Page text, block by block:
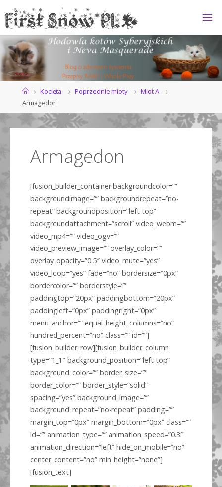
Przejdź
do
treści
IR
ST
N
O
P
Strona
główna
Kocięta Poprzednie mioty
Miot A
Armagedon
Armagedon
[fusion_builder_container backgroundcolor=””
backgroundimage=”” backgroundrepeat=”no-
repeat” backgroundposition=”left top”
backgroundattachment=”scroll” video_webm=””
video_mp4=”” video_ogv=””
video_preview_image=”” overlay_color=””
overlay_opacity=”0.5″ video_mute=”yes”
video_loop=”yes” fade=”no” bordersize=”0px”
bordercolor=”” borderstyle=””
paddingtop=”20px” paddingbottom=”20px”
paddingleft=”0px” paddingright=”0px”
menu_anchor=”” equal_height_columns=”no”
hundred_percent=”no” class=”” id=””]
[fusion_builder_row][fusion_builder_column
type=”1_1″ background_position=”left top”
background_color=”” border_size=””
border_color=”” border_style=”solid”
spacing=”yes” background_image=””
background_repeat=”no-repeat” padding=””
margin_top=”0px” margin_bottom=”0px” class=””
id=”” animation_type=”” animation_speed=”0.3″
animation_direction=”left” hide_on_mobile=”no”
center_content=”no” min_height=”none”]
[fusion_text]